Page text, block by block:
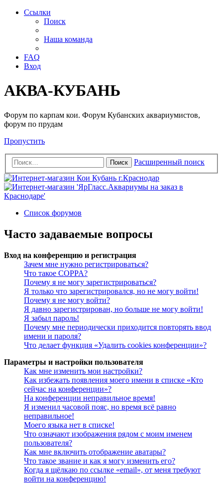
Ссылки
Поиск
Наша команда
FAQ
Вход
АКВА-КУБАНЬ
Форум по карпам кои. Форум Кубанских аквариумистов,
форум по прудам
Пропустить
Поиск Расширенный поиск
Список форумов
Часто задаваемые вопросы
Вход на конференцию и регистрация
Зачем мне нужно регистрироваться?
Что такое COPPA?
Почему я не могу зарегистрироваться?
Я только что зарегистрировался, но не могу войти!
Почему я не могу войти?
Я давно зарегистрирован, но больше не могу войти!
Я забыл пароль!
Почему мне периодически приходится повторять ввод
имени и пароля?
Что делает функция «Удалить cookies конференции»?
Параметры и настройки пользователя
Как мне изменить мои настройки?
Как избежать появления моего имени в списке «Кто
сейчас на конференции»?
На конференции неправильное время!
Я изменил часовой пояс, но время всё равно
неправильное!
Моего языка нет в списке!
Что означают изображения рядом с моим именем
пользователя?
Как мне включить отображение аватары?
Что такое звание и как я могу изменить его?
Когда я щёлкаю по ссылке «email», от меня требуют
войти на конференцию!